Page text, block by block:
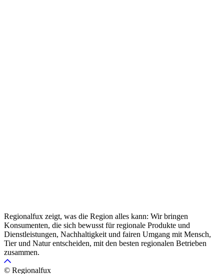
Regionalfux zeigt, was die Region alles kann: Wir bringen
Konsumenten, die sich bewusst für regionale Produkte und
Dienstleistungen, Nachhaltigkeit und fairen Umgang mit Mensch,
Tier und Natur entscheiden, mit den besten regionalen Betrieben
zusammen.
© Regionalfux